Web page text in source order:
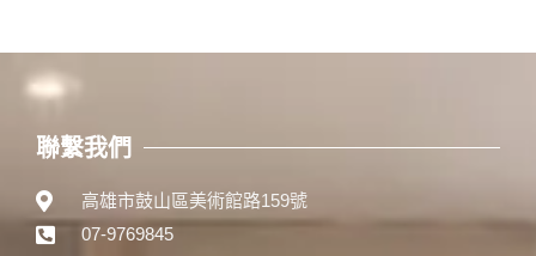
聯繫我們
高雄市鼓山區美術館路159號
07-9769845